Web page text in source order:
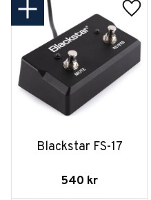
Blackstar FS-17
540 kr